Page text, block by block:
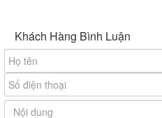
Bồn tắm nghệ thuật Rudi RUB111 là lựa chọn hoàn hảo
cho những ai yêu thích sự
hữu một sản phẩm vừa
phòng tắm của mình.
Khách Hàng Bình Luận